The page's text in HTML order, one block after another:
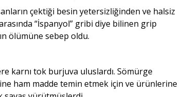
çektiği besin yetersizliğinden ve halsiz
“İspanyol” gribi diye bilinen grip
ölümüne sebep oldu.
karnı tok burjuva uluslardı. Sömürge
ham madde temin etmek için ve ürünlerine